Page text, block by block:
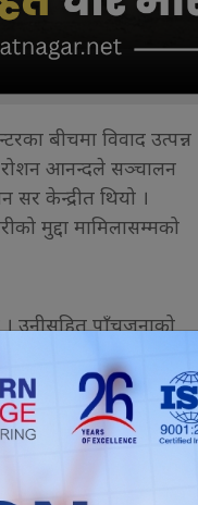
बीचमा विवाद उत्पन्न
रोशन आनन्दले सञ्चालन
केन्द्रीत थियो ।
मुद्दा मामिलासम्मको
उनीसहित पाँचजनाको
फरार बनेका हुन् ।
आएका थिए । तर, पपुलर
खान सरको कोचिङमा
दावी छ । स्वास्थ्य